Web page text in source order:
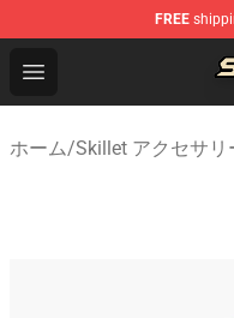
FREE
Open menu
Skillet Shop -
ホーム/Skillet アクセサリ